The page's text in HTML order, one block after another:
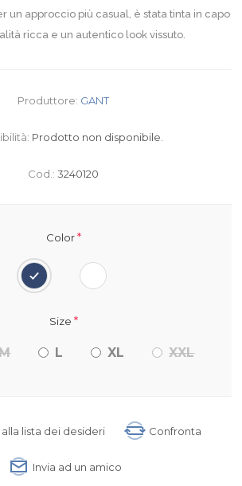
un approccio più casual, è stata tinta in capo
ricca e un autentico look vissuto.
Produttore: GANT
Prodotto non disponibile.
Cod.: 3240120
Color*
Size *
L XL XXL
lista dei desideri Confronta
Invia ad un amico